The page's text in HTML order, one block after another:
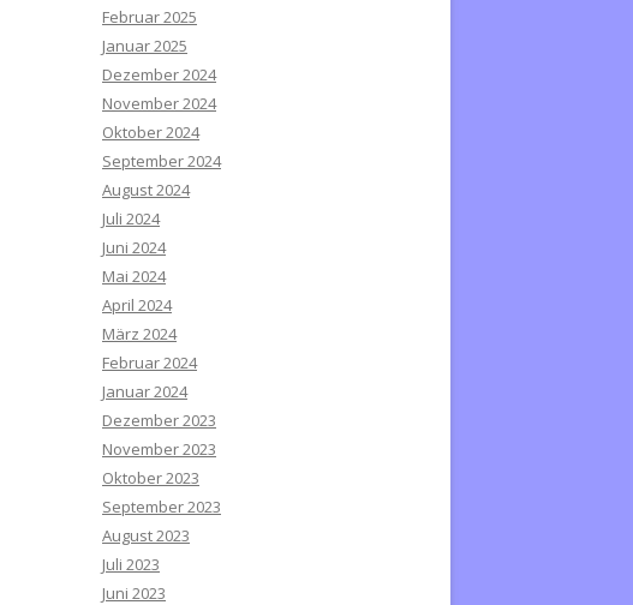
Februar 2025
Januar 2025
Dezember 2024
November 2024
Oktober 2024
September 2024
August 2024
Juli 2024
Juni 2024
Mai 2024
April 2024
März 2024
Februar 2024
Januar 2024
Dezember 2023
November 2023
Oktober 2023
September 2023
August 2023
Juli 2023
Juni 2023